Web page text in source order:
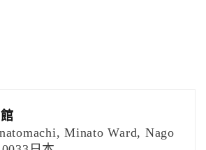
Minato Ward, Nago